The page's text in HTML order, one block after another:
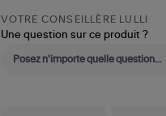
VOTRE CONSEILLÈRE LULLI
Une question sur ce produit ?